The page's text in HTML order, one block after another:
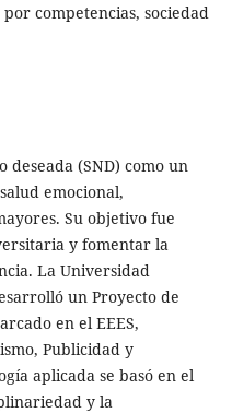
competencias, sociedad
(SND) como un
emocional,
Su objetivo fue
y fomentar la
La Universidad
un Proyecto de
en el EEES,
Publicidad y
aplicada se basó en el
y la